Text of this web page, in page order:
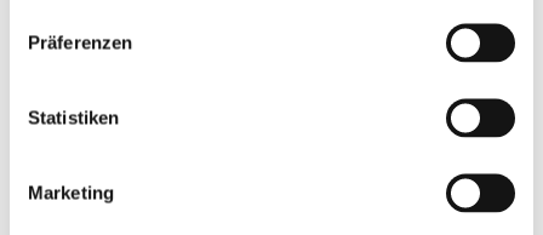
Präferenzen
Statistiken
Marketing
dann das »Weltquartier«, wo ebenfalls zahlreiche
neue Wohngebäude entstanden sind. Mit höherem
»Wilhelmsburger Ureinwohners« sollen diese